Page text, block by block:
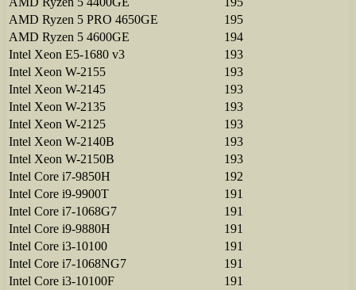
AMD Ryzen 5 PRO 4650GE
195
AMD Ryzen 5 4600GE
194
Intel Xeon E5-1680 v3
193
Intel Xeon W-2155
193
Intel Xeon W-2145
193
Intel Xeon W-2135
193
Intel Xeon W-2125
193
Intel Xeon W-2140B
193
Intel Xeon W-2150B
193
Intel Core i7-9850H
192
Intel Core i9-9900T
191
Intel Core i7-1068G7
191
Intel Core i9-9880H
191
Intel Core i3-10100
191
Intel Core i7-1068NG7
191
Intel Core i3-10100F
191